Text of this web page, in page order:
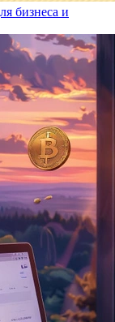
бизнеса и